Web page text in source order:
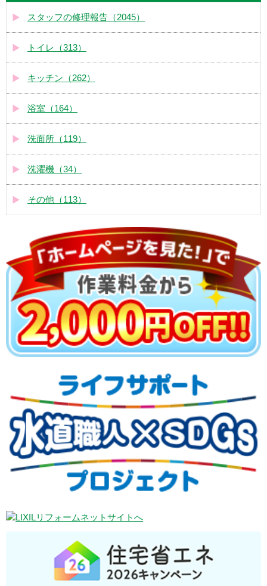
スタッフの修理報告（2045）
トイレ（313）
キッチン（262）
浴室（164）
洗面所（119）
洗濯機（34）
その他（113）